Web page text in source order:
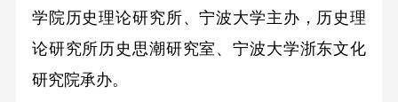
学院历史理论研究所、宁波大学主办，历史理
论研究所历史思潮研究室、宁波大学浙东文化
研究院承办。